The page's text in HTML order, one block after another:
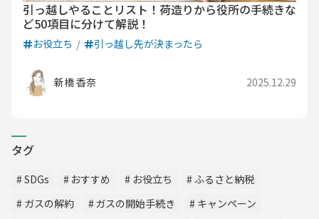
引っ越しやることリスト！荷造りから役所の手続きな
ど50項目に分けて解説！
お役立ち 引っ越し先が決まったら
新橋 香奈 2025.12.29
タグ
SDGs おすすめ お役立ち
ふるさと納税
ガスの解約
ガスの開始手続き
キャンペーン